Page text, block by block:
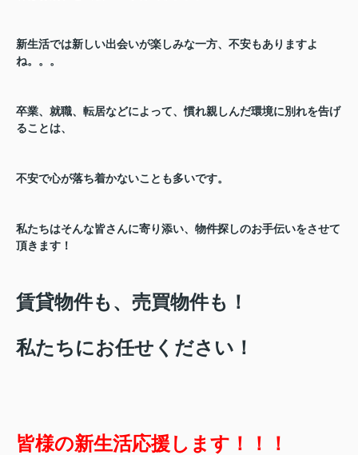
新生活では新しい出会いが楽しみな一方、不安もありますよ
ね。。。
卒業、就職、転居などによって、慣れ親しんだ環境に別れを告げ
ることは、
不安で心が落ち着かないことも多いです。
私たちはそんな皆さんに寄り添い、物件探しのお手伝いをさせて
頂きます！
賃貸物件も、売買物件も！
私たちにお任せください！
皆様の新生活応援します！！！